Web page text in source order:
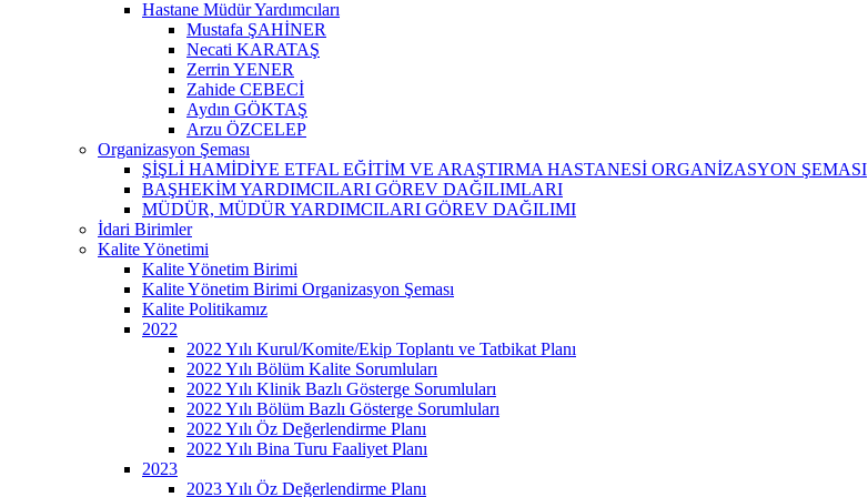
Hastane Müdür Yardımcıları
Mustafa ŞAHİNER
Necati KARATAŞ
Zerrin YENER
Zahide CEBECİ
Aydın GÖKTAŞ
Arzu ÖZCELEP
Organizasyon Şeması
ŞİŞLİ HAMİDİYE ETFAL EĞİTİM VE ARAŞTIRMA HASTANESİ ORGANİZASYON ŞEMASI
BAŞHEKİM YARDIMCILARI GÖREV DAĞILIMLARI
MÜDÜR, MÜDÜR YARDIMCILARI GÖREV DAĞILIMI
İdari Birimler
Kalite Yönetimi
Kalite Yönetim Birimi
Kalite Yönetim Birimi Organizasyon Şeması
Kalite Politikamız
2022
2022 Yılı Kurul/Komite/Ekip Toplantı ve Tatbikat Planı
2022 Yılı Bölüm Kalite Sorumluları
2022 Yılı Klinik Bazlı Gösterge Sorumluları
2022 Yılı Bölüm Bazlı Gösterge Sorumluları
2022 Yılı Öz Değerlendirme Planı
2022 Yılı Bina Turu Faaliyet Planı
2023
2023 Yılı Öz Değerlendirme Planı